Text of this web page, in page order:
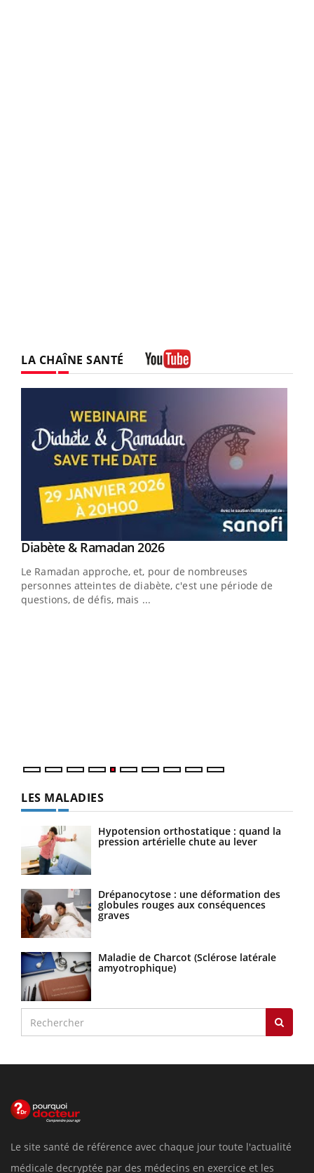
LA CHAÎNE SANTÉ
Youtube
Diabète & Ramadan 2026Youtube
Le Ramadan approche, et, pour de nombreuses
personnes atteintes de diabète, c'est une période de
questions, de défis, mais ...
LES MALADIES
Hypotension orthostatique : quand la
pression artérielle chute au lever
Drépanocytose : une déformation des
globules rouges aux conséquences
graves
Maladie de Charcot (Sclérose latérale
amyotrophique)
Le site santé de référence avec chaque jour toute l'actualité
médicale decryptée par des médecins en exercice et les